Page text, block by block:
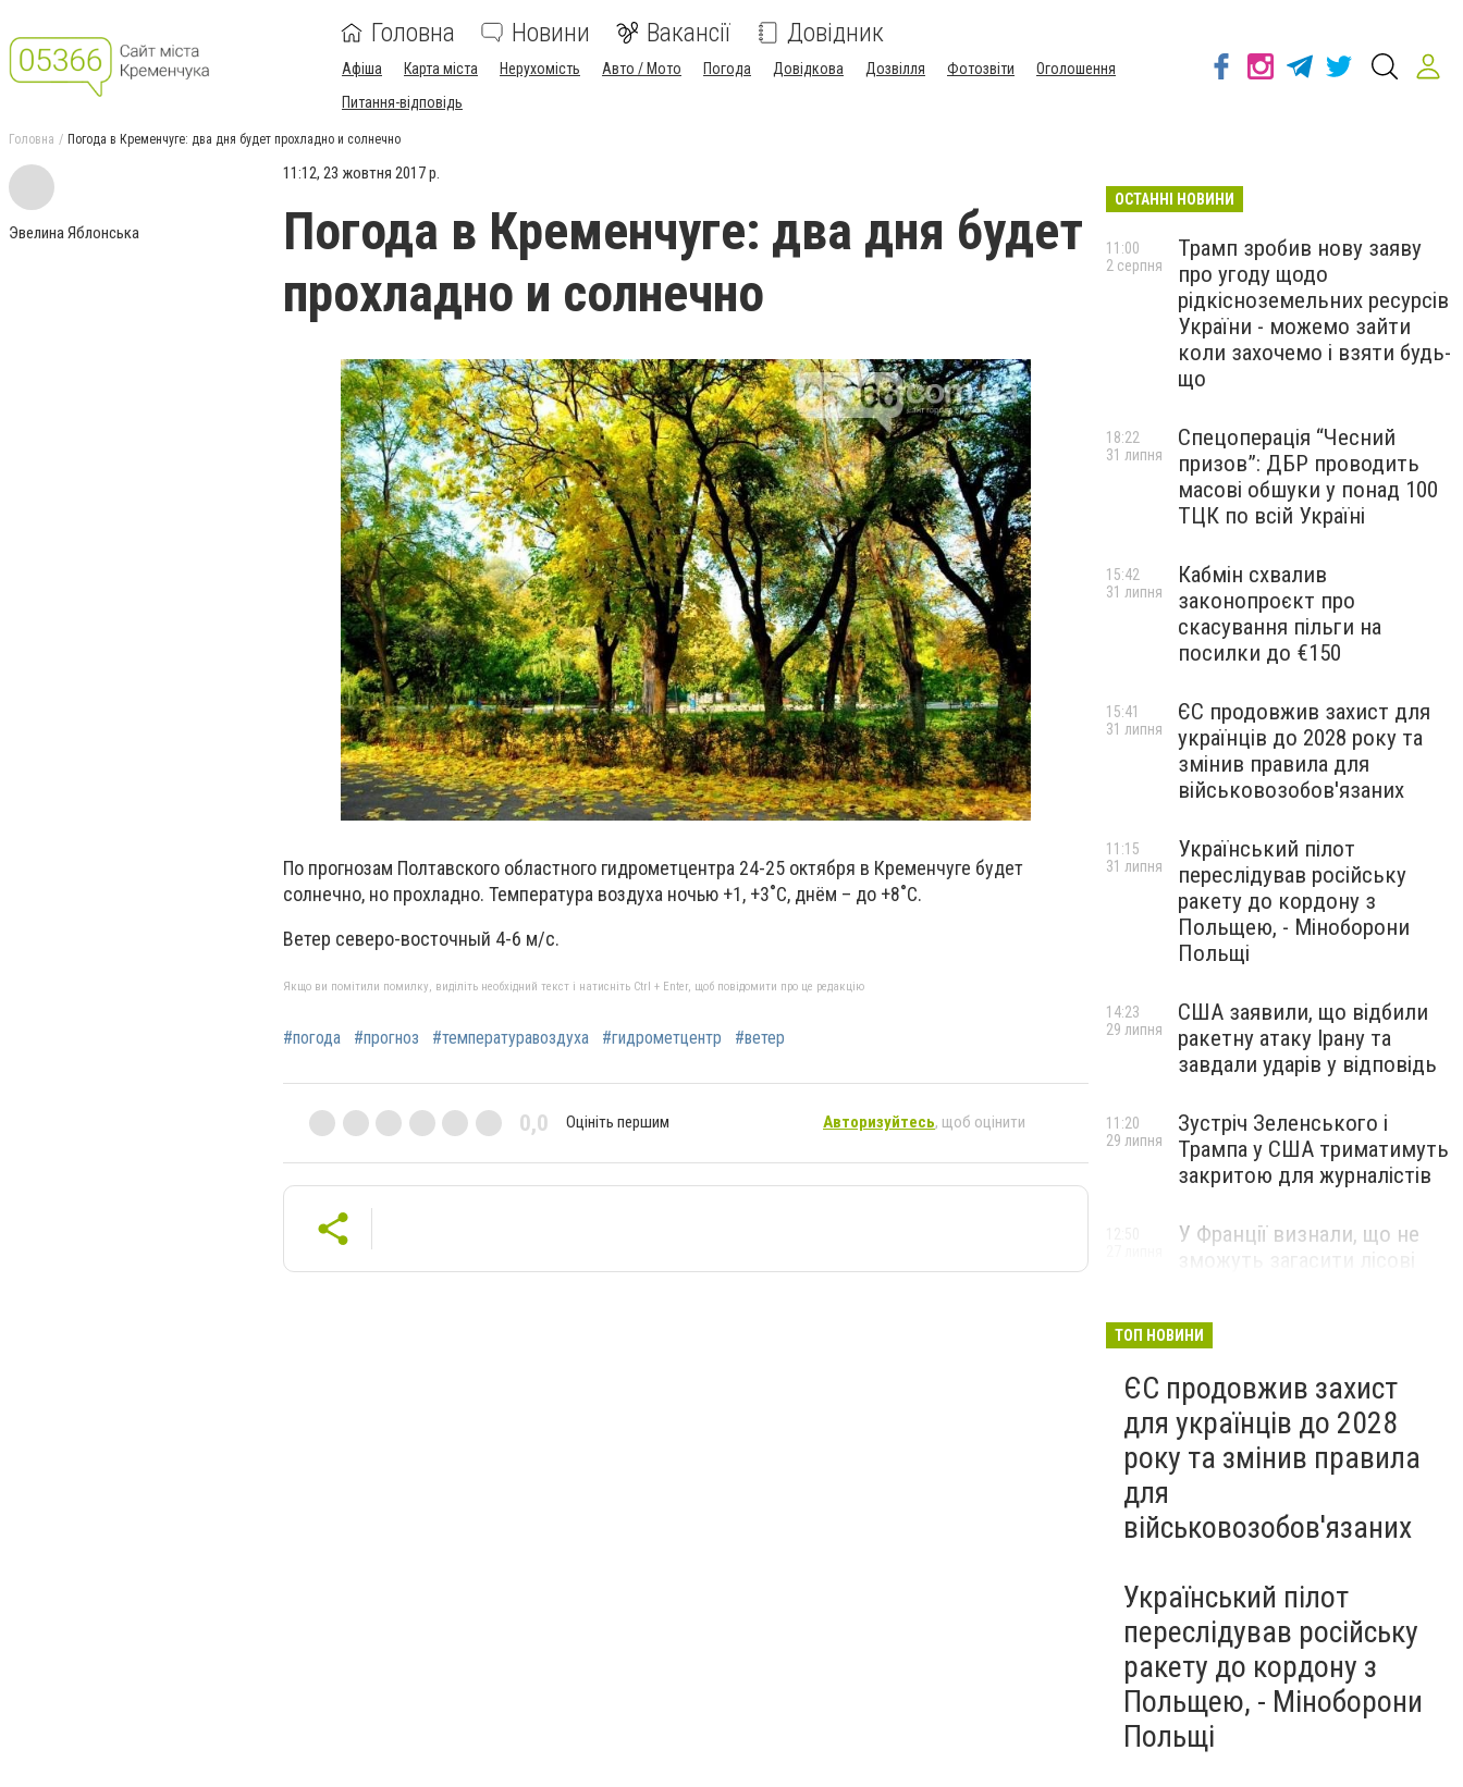
Головна Новини Вакансії Довідник
Афіша Карта міста Нерухомість Авто / Мото Погода Довідкова Дозвілля Фотозвіти
Оголошення
Питання-відповідь
Головна Погода в Кременчуге: два дня будет прохладно и солнечно
Эвелина Яблонська
11:12, 23 жовтня 2017 р.
Погода в Кременчуге: два дня будет
прохладно и солнечно
По прогнозам Полтавского областного гидрометцентра 24-25 октября в Кременчуге будет
солнечно, но прохладно. Температура воздуха ночью +1, +3˚С, днём – до +8˚С.
Ветер северо-восточный 4-6 м/с.
Якщо ви помітили помилку, виділіть необхідний текст і натисніть Ctrl + Enter, щоб повідомити про це редакцію
#погода #прогноз #температуравоздуха #гидрометцентр #ветер
0,0 Оцініть першим Авторизуйтесь, щоб оцінити
ОСТАННІ НОВИНИ
Трамп зробив нову заяву
про угоду щодо
рідкісноземельних ресурсів
України - можемо зайти
коли захочемо і взяти будь-
що
11:00
2 серпня
Спецоперація “Чесний
призов”: ДБР проводить
масові обшуки у понад 100
ТЦК по всій Україні
18:22
31 липня
Кабмін схвалив
законопроєкт про
скасування пільги на
посилки до €150
15:42
31 липня
ЄС продовжив захист для
українців до 2028 року та
змінив правила для
військовозобов'язаних
15:41
31 липня
Український пілот
переслідував російську
ракету до кордону з
Польщею, - Міноборони
Польщі
11:15
31 липня
США заявили, що відбили
ракетну атаку Ірану та
завдали ударів у відповідь
14:23
29 липня
Зустріч Зеленського і
Трампа у США триматимуть
закритою для журналістів
11:20
29 липня
У Франції визнали, що не
ТОП НОВИНИ
ЄС продовжив захист
для українців до 2028
року та змінив правила
для
військовозобов'язаних
Український пілот
переслідував російську
ракету до кордону з
Польщею, - Міноборони
Польщі